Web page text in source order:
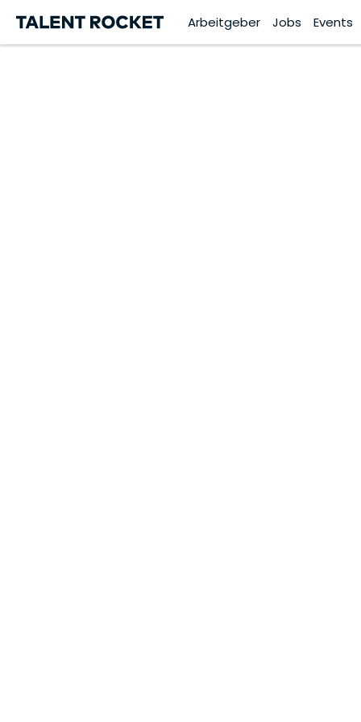
Arbeitgeber Jobs Events